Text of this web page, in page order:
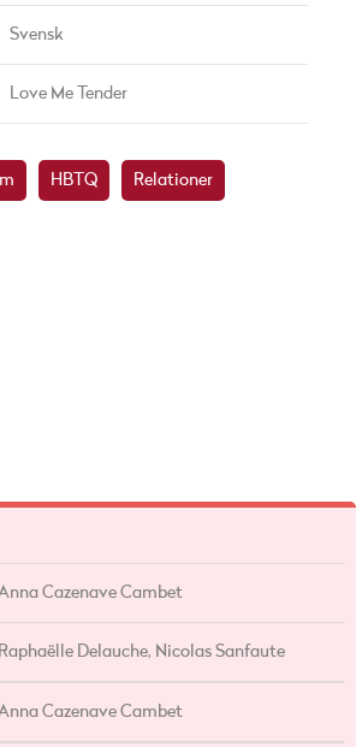
Svensk
Love Me Tender
HBTQ Relationer
Cazenave Cambet
Raphaëlle Delauche, Nicolas Sanfaute
Cazenave Cambet